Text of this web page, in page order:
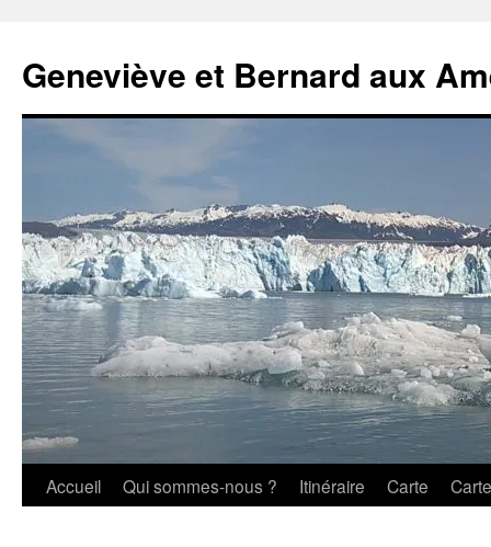
Geneviève et Bernard aux
Aller
Accueil Qui sommes-nous ? Itinéraire Carte